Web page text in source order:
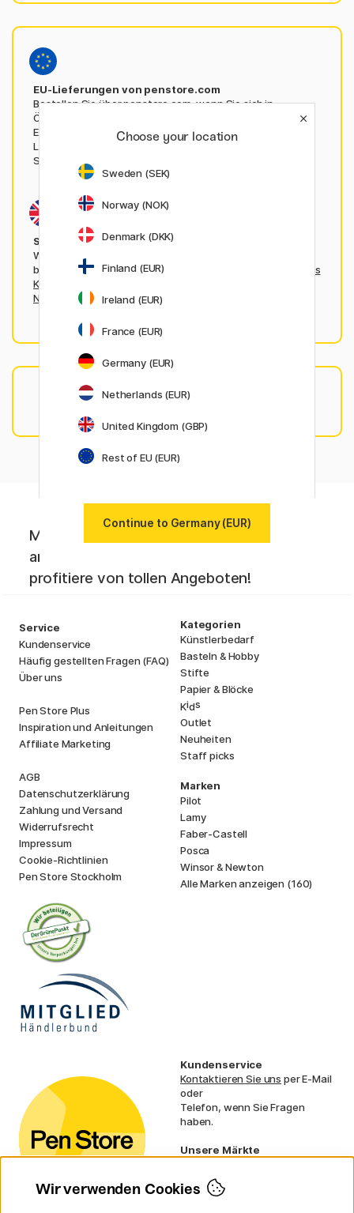
EU-Lieferungen von penstore.com
Bestellen Sie überpenstore.com, wenn Sie sich in
Österreich, Belgien, Bulgarien, Kroatien, Tschechien,
Estland, Griechenland, Ungarn, Italien, Lettland, Litauen,
Luxemburg, Polen, Portugal, Rumänien, der Slowakei,
Slowenien oder Spanien befinden.
Sie kaufen aus einem dieser Länder ein?
Wenn Sie aus einem der folgenden Länder bestellen,
besuchen Sie bitte die jeweilige lokale Website:
Vereinigtes
Königreich
Norwegen
Dänemark,Finnland
Fragen? UnserKundenservice-Team
Melde dich für Newsletter von Pen Store
an. Erhalte die aktuellsten News und
profitiere von tollen Angeboten!
Service
Kundenservice
Häufig gestellten Fragen (FAQ)
Über uns
Pen Store Plus
Inspiration und Anleitungen
Affiliate Marketing
AGB
Datenschutzerklärung
Zahlung und Versand
Widerrufsrecht
Impressum
Cookie-Richtlinien
Pen Store Stockholm
Kategorien
Künstlerbedarf
Basteln & Hobby
Stifte
Papier & Blöcke
Kids
Outlet
Neuheiten
Staff picks
Marken
Pilot
Lamy
Faber-Castell
Posca
Winsor & Newton
Alle Marken anzeigen (160)
Kundenservice
Kontaktieren Sie uns per E-Mail
oder
Telefon, wenn Sie Fragen
haben.
Unsere Märkte
Norwegen
Dänemark
Choose your location
Sweden (SEK)
Norway (NOK)
Denmark (DKK)
Finland (EUR)
Ireland (EUR)
France (EUR)
Germany (EUR)
Netherlands (EUR)
United Kingdom (GBP)
Rest of EU (EUR)
Continue to Germany (EUR)
Wir verwenden Cookies